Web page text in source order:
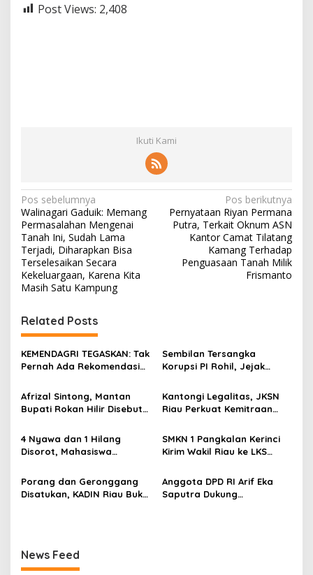
Post Views: 2,408
Ikuti Kami
N
a
v
i
g
s
i
p
s
Pos sebelumnya
Walinagari Gaduik: Memang
Permasalahan Mengenai
Tanah Ini, Sudah Lama
Terjadi, Diharapkan Bisa
Terselesaikan Secara
Kekeluargaan, Karena Kita
Masih Satu Kampung
Pos berikutnya
Pernyataan Riyan Permana
Putra, Terkait Oknum ASN
Kantor Camat Tilatang
Kamang Terhadap
Penguasaan Tanah Milik
Frismanto
Related Posts
KEMENDAGRI TEGASKAN: Tak
Pernah Ada Rekomendasi
HGB STC
Sembilan Tersangka
Korupsi PI Rohil, Jejak
Masih Didalami
Afrizal Sintong, Mantan
Bupati Rokan Hilir Disebut
Diterima Kejati, GMPR
Desak Usut Dividen Rp331,7
Kantongi Legalitas, JKSN
Riau Perkuat Kemitraan
Ketahanan Bangsa
4 Nyawa dan 1 Hilang
Disorot, Mahasiswa
Pelindo
SMKN 1 Pangkalan Kerinci
Kirim Wakil Riau ke LKS
Porang dan Geronggang
Disatukan, KADIN Riau Buka
Anggota DPD RI Arif Eka
Saputra Dukung
News Feed